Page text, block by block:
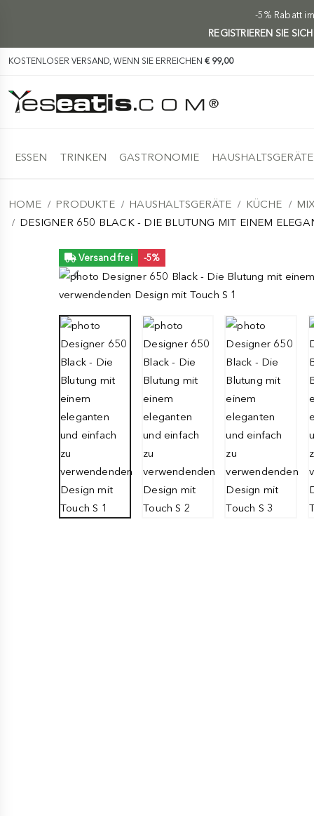
-5% Rabatt
REGISTRIEREN SIE
KOSTENLOSER VERSAND, WENN SIE ERREICHEN € 99,00
ESSEN TRINKEN GASTRONOMIE HAUSHALTSGERÄTE
HOME PRODUKTE HAUSHALTSGERÄTE KÜCHE
DESIGNER 650 BLACK - DIE BLUTUNG MIT EINEM
Versand frei -5%